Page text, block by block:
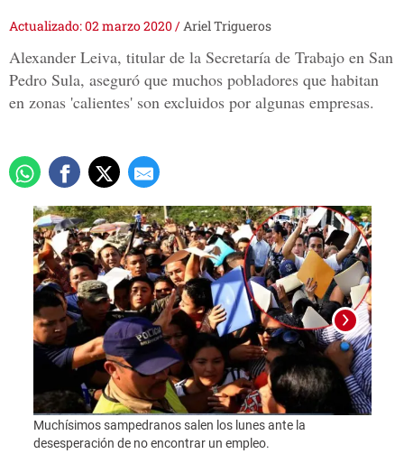
Actualizado: 02 marzo 2020/Ariel Trigueros
Alexander Leiva, titular de la Secretaría de Trabajo en San
Pedro Sula, aseguró que muchos pobladores que habitan
en zonas 'calientes' son excluidos por algunas empresas.
Muchísimos sampedranos salen los lunes ante la
desesperación de no encontrar un empleo.